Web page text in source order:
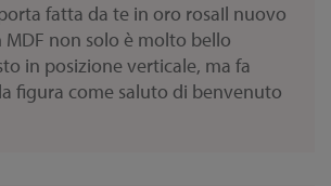
fatta da te in oro rosaIl nuovo
MDF non solo è molto bello
in posizione verticale, ma fa
figura come saluto di benvenuto